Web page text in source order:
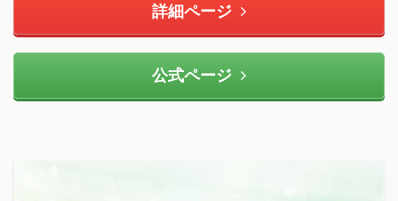
詳細ページ
公式ページ